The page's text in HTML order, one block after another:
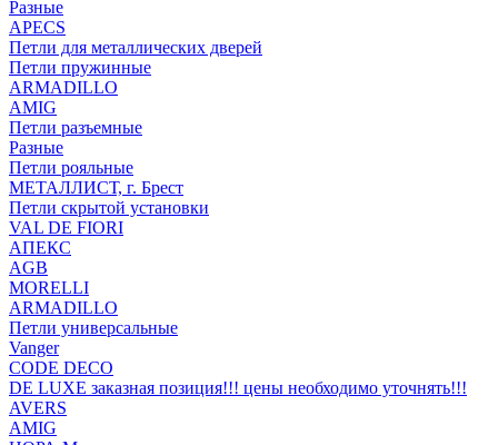
Разные
APECS
Петли для металлических дверей
Петли пружинные
ARMADILLO
AMIG
Петли разъемные
Разные
Петли рояльные
МЕТАЛЛИСТ, г. Брест
Петли скрытой установки
VAL DE FIORI
АПЕКС
AGB
MORELLI
ARMADILLO
Петли универсальные
Vanger
CODE DECO
DE LUXE заказная позиция!!! цены необходимо уточнять!!!
AVERS
AMIG